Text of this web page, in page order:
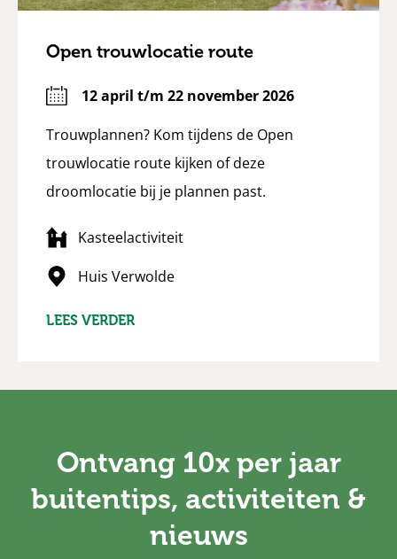
Open trouwlocatie route
12 april t/m 22 november 2026
Trouwplannen? Kom tijdens de Open
trouwlocatie route kijken of deze
droomlocatie bij je plannen past.
Kasteelactiviteit
Huis Verwolde
LEES VERDER
Ontvang 10x per jaar
buitentips, activiteiten &
nieuws